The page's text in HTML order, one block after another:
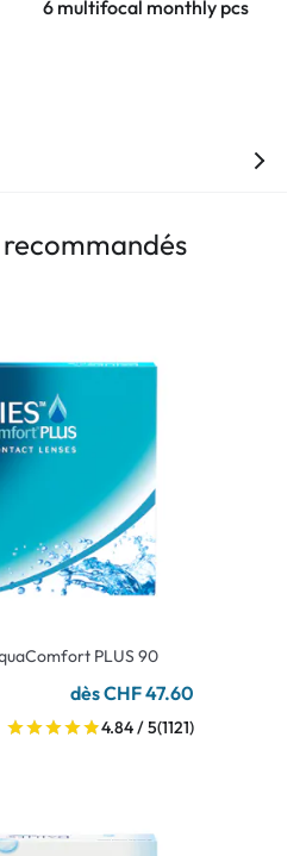
6 multifocal monthly pcs
PLUS 90
dès CHF 47.60
4.84 / 5(1121)